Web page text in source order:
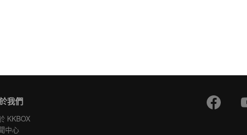
我們
KKBOX
中心